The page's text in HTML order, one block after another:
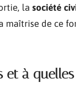
la société
maîtrise de ce
et à